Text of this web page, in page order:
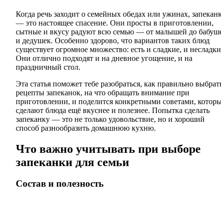
Когда речь заходит о семейных обедах или ужинах,
— это настоящее спасение. Они просты в приготовлении,
сытные и вкусу радуют всю семью — от малышей до
и дедушек. Особенно здорово, что вариантов таких блюд
существует огромное множество: есть и сладкие, и
Они отлично подходят и на дневное угощение, и на
праздничный стол.
Эта статья поможет тебе разобраться, как правильно
рецепты запеканок, на что обращать внимание при
приготовлении, и поделится конкретными советами,
сделают блюда ещё вкуснее и полезнее. Попытка сделать
запеканку — это не только удовольствие, но и хороший
способ разнообразить домашнюю кухню.
Что важно учитывать при выборе
запеканки для семьи
Состав и полезность